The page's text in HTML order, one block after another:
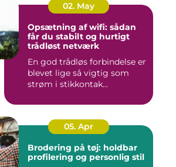
02. May
Opsætning af wifi: sådan
får du stabilt og hurtigt
trådløst netværk
En god trådløs forbindelse er
blevet lige så vigtig som
strøm i stikkontak...
05. Apr
Brodering på tøj: holdbar
profilering og personlig stil